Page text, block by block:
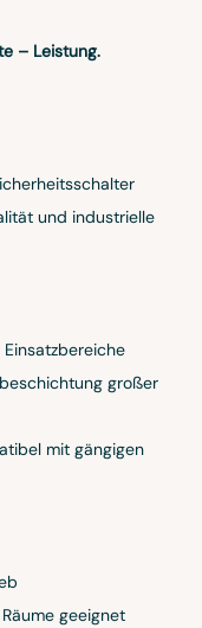
– Leistung.
und industrielle
großer
mit gängigen
geeignet